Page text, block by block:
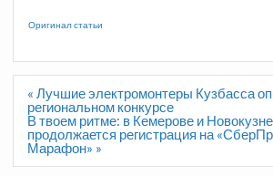
Оригинал статьи
Навигация
по
записям
« Лучшие электромонтеры Кузбасса
региональном конкурсе
В твоем ритме: в Кемерове и
продолжается регистрация на
Марафон» »